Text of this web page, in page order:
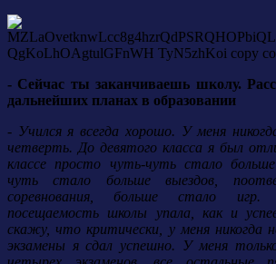
- Сейчас ты заканчиваешь школу.
дальнейших планах в образовании
- Учился я всегда хорошо. У меня
четверть. До девятого класса я был
классе просто чуть-чуть стало
чуть стало больше выездов,
соревнования, больше стало
посещаемость школы упала, как и
скажу, что критически, у меня никогда
экзамены я сдал успешно. У меня